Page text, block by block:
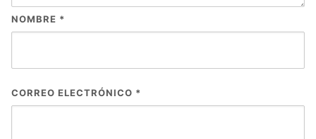
NOMBRE *
CORREO ELECTRÓNICO *